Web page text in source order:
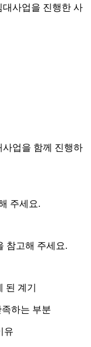
사업을 진행한 사
업을 함께 진행하
주세요.
참고해 주세요.
된 계기
하는 부분
유